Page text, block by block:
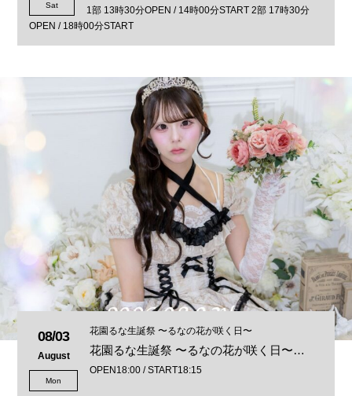
Sat
1部 13時30分OPEN / 14時00分START 2部 17時30分
OPEN / 18時00分START
08/03
August
Mon
花園るな生誕祭 〜るなの花が咲く日〜
花園るな生誕祭 〜るなの花が咲く日〜…
OPEN18:00 / START18:15